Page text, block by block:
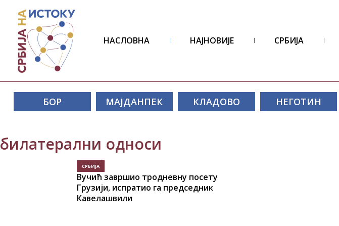
НАСЛОВНА НАЈНОВИЈЕ СРБИЈА
БОР МАЈДАНПЕК КЛАДОВО НЕГОТИН
билатерални односи
СРБИЈА
Вучић завршио тродневну посету
Грузији, испратио га председник
Кавелашвили